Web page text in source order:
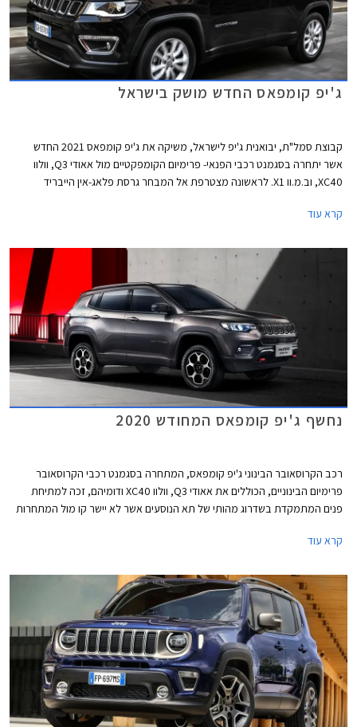
ג'יפ קומפאס החדש מושק בישראל
קבוצת סמל"ת, יבואנית ג'יפ לישראל, משיקה את ג'יפ קומפאס 2021 החדש
אשר יתחרה בסגמנט רכבי הפנאי- פרימיום הקומפקטיים מול אאודי Q3, וולוו
XC40, וב.מ.וו X1. לראשונה מצטרפת אל המבחר גרסת פלאג-אין הייבריד
קרא עוד
נחשף ג'יפ קומפאס המחודש 2020
רכב הקרוסאובר הבינוני ג'יפ קומפאס, המתחרה בסגמנט רכבי הקרוסאובר
פרימיום הבינוניים, הכוללים את אאודי Q3, וולוו XC40 ודומיהם, זכה למתיחת
פנים המתמקדת בשדרוג מהותי של תא הנוסעים אשר לא יישר קו מול המתחרות
קרא עוד